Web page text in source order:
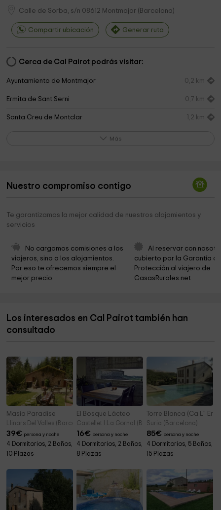
Calle de Sorba, s/n 08612 Montmajor ( Barcelona)
Compartir ubicación Generar ruta
Cerca de Cal Pairot podrás visitar:
Ayuntamiento de Montmajor 0,2 km
Ermita de Sant Serni 0,7 km
Santa Creu de Montclar 1,2 km
Ayuntamiento de Montclar 2,4 km
Ermita de Mare D Déu dels Torrents
La Font Del Molí
Ayuntamiento de Casserres
Cementerio 4,8 km
Ermita de Sant Pere 4,9 km
Más
Nuestro compromiso contigo
Te garantizamos la mejor calidad de nuestros alojamientos y
servicios
No cargamos comisiones a los
viajeros, sino a los alojamientos.
Por eso te ofrecemos siempre el
mejor precio.
Al reservar con
cubierto por la Garantía
Protección al viajero de
CasasRurales.net
Los interesados en Cal Pairot también han
consultado
Masía Paradise
Llinars Del Valles (Barcelona)
39€ persona y noche
4 Dormitorios, 2 Baños,
10 Plazas
El Bosque Lácteo
Castellet I La Gornal (Barcelona)
16€ persona y noche
4 Dormitorios, 2 Baños,
8 Plazas
Torre Blanca (Ca
Suria (Barcelona)
85€ persona y noche
4 Dormitorios, 5 Baños,
15 Plazas